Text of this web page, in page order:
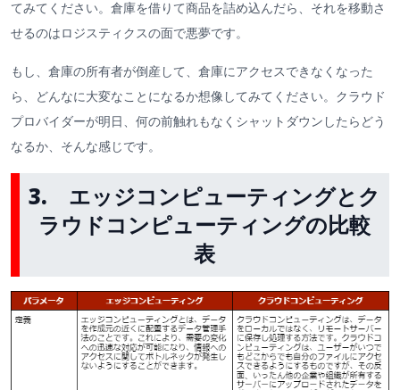
てみてください。倉庫を借りて商品を詰め込んだら、それを移動さ
せるのはロジスティクスの面で悪夢です。
もし、倉庫の所有者が倒産して、倉庫にアクセスできなくなった
ら、どんなに大変なことになるか想像してみてください。クラウド
プロバイダーが明日、何の前触れもなくシャットダウンしたらどう
なるか、そんな感じです。
3. エッジコンピューティングとク
ラウドコンピューティングの比較
表